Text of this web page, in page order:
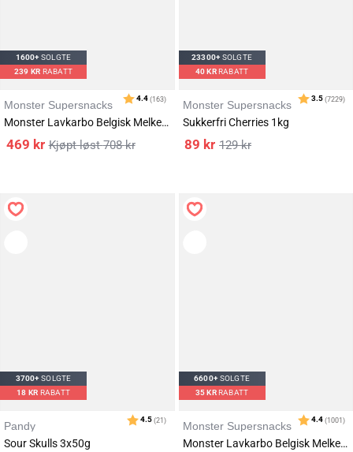
Karakter:
3.8
1600+SOLGTE
239 KR RABATT
Monster Supersnacks
Monster Lavkarbo Belgisk Melkesjokolade m/Lakrisrot 12x85g
708kr
469 kr
23300+SOLGTE
40KRRABATT
Monster Supersnacks
Sukkerfri Cherries 1kg
129kr
89 kr
3700+SOLGTE
18 KR RABATT
Pandy
Sour Skulls 3x50g
6600+SOLGTE
35 KRRABATT
Monster Supersnacks
Monster Lavkarbo Belgisk Melkesjokolade 3x85g